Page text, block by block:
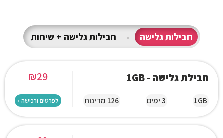
חבילות גלישה • חבילות גלישה + שיחות
חבילת גלישה - 1GB
1GB 3 ימים 126 מדינות
₪29
לפרטים ורכישה ›